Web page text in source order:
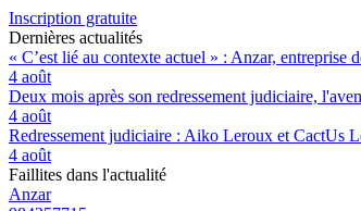
Inscription gratuite
Dernières actualités
« C’est lié au contexte actuel » : Anzar,
4 août
Deux mois après son redressement judiciaire,
4 août
Redressement judiciaire : Aiko Leroux et CactUs
4 août
Faillites dans l'actualité
Anzar